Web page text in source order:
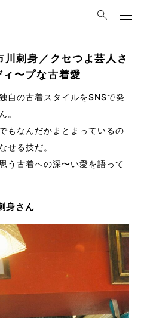
刺身／クセつよ芸人さ
〜プな古着愛
自の古着スタイルをSNSで発
。
もなんだかまとまっているの
せる技だ。
う古着への深〜い愛を語って
身さん